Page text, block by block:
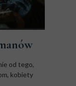
od tego,
kobiety